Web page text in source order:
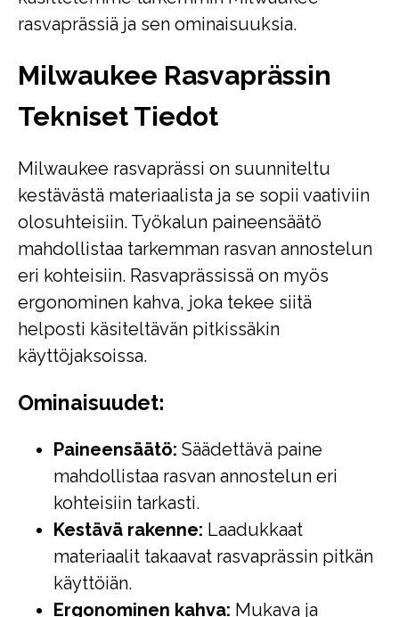
rasvaprässiä ja sen ominaisuuksia.
Milwaukee Rasvaprässin
Tekniset Tiedot
Milwaukee rasvaprässi on suunniteltu
kestävästä materiaalista ja se sopii vaativiin
olosuhteisiin. Työkalun paineensäätö
mahdollistaa tarkemman rasvan annostelun
eri kohteisiin. Rasvaprässissä on myös
ergonominen kahva, joka tekee siitä
helposti käsiteltävän pitkissäkin
käyttöjaksoissa.
Ominaisuudet:
Paineensäätö: Säädettävä paine
mahdollistaa rasvan annostelun eri
kohteisiin tarkasti.
Kestävä rakenne: Laadukkaat
materiaalit takaavat rasvaprässin pitkän
käyttöiän.
Ergonominen kahva: Mukava ja